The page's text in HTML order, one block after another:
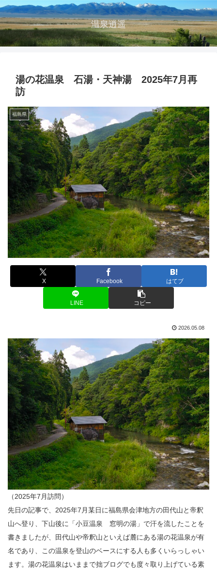
温泉逍遥
湯の花温泉 石湯・天神湯 2025年7月再
訪
福島県
X Facebook はてブ
LINE コピー
2026.05.08
（2025年7月訪問）
先日の記事で、2025年7月某日に福島県会津地方の田代山と帝釈
山へ登り、下山後に「小豆温泉 窓明の湯」で汗を流したことを
書きましたが、田代山や帝釈山といえば麓にある湯の花温泉が有
名であり、この温泉を登山のベースにする人も多くいらっしゃい
ます。湯の花温泉はいままで拙ブログでも度々取り上げている素